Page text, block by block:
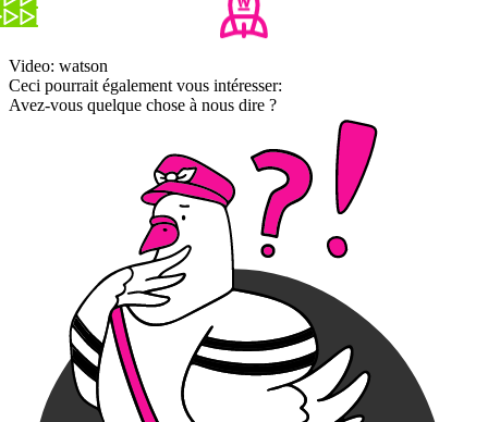
Video: watson
Ceci pourrait également vous intéresser:
Avez-vous quelque chose à nous dire ?